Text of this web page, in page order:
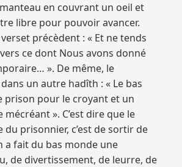
en couvrant un oeil et
libre pour pouvoir avancer.
précèdent : « Et ne tends
ce dont Nous avons donné
». De même, le
un autre hadîth : « Le bas
prison pour le croyant et un
». C’est dire que le
du prisonnier, c’est de sortir de
a fait du bas monde une
de divertissement, de leurre, de